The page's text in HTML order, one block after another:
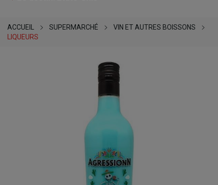
ACCUEIL SUPERMARCHÉ
VIN ET AUTRES BOISSONS
LIQUEURS